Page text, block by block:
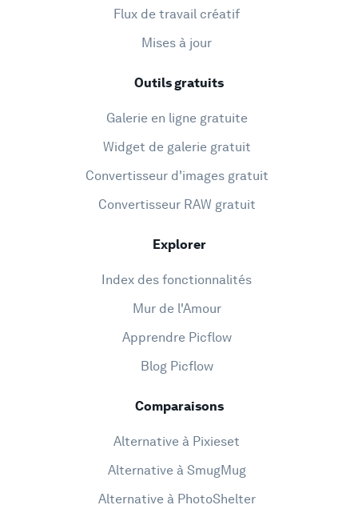
Flux de travail créatif
Mises à jour
Outils gratuits
Galerie en ligne gratuite
Widget de galerie gratuit
Convertisseur d'images gratuit
Convertisseur RAW gratuit
Explorer
Index des fonctionnalités
Mur de l'Amour
Apprendre Picflow
Blog Picflow
Comparaisons
Alternative à Pixieset
Alternative à SmugMug
Alternative à PhotoShelter